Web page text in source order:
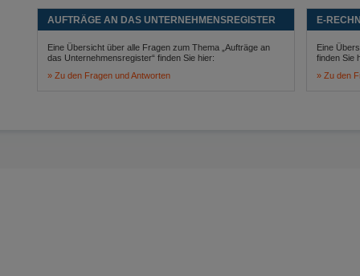
AUFTRÄGE AN DAS UNTERNEHMENSREGISTER
Eine Übersicht über alle Fragen zum Thema „Aufträge an
das Unternehmensregister“ finden Sie hier:
Zu den Fragen und Antworten
E-
Eine
finden Sie
Zu den